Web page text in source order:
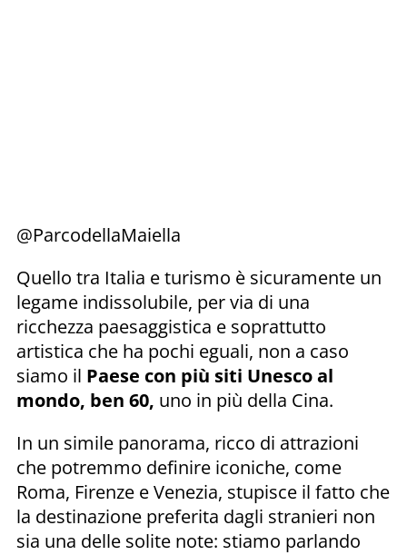
@ParcodellaMaiella
Quello tra Italia e turismo è sicuramente un
legame indissolubile, per via di una
ricchezza paesaggistica e soprattutto
artistica che ha pochi eguali, non a caso
siamo il Paese con più siti Unesco al
mondo, ben 60, uno in più della Cina.
In un simile panorama, ricco di attrazioni
che potremmo definire iconiche, come
Roma, Firenze e Venezia, stupisce il fatto che
la destinazione preferita dagli stranieri non
sia una delle solite note: stiamo parlando